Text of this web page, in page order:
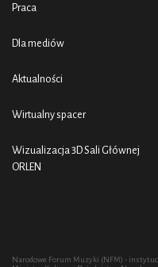
Praca
Dla mediów
Aktualności
Wirtualny spacer
Wizualizacja 3D Sali Głównej
ORLEN
Narodowe Forum Muzyki (NFM) -